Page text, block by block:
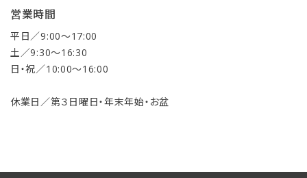
営業時間
平日／9:00〜17:00
土／9:30〜16:30
日・祝／10:00〜16:00
休業日／第３日曜日・年末年始・お盆